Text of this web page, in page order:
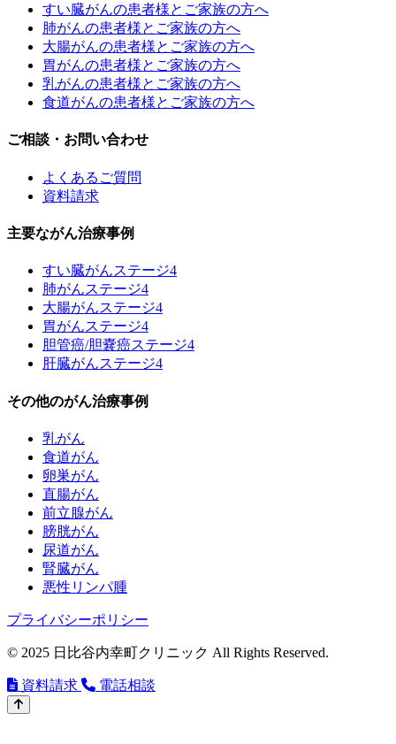
すい臓がんの患者様とご家族の方へ
肺がんの患者様とご家族の方へ
大腸がんの患者様とご家族の方へ
胃がんの患者様とご家族の方へ
乳がんの患者様とご家族の方へ
食道がんの患者様とご家族の方へ
ご相談・お問い合わせ
よくあるご質問
資料請求
主要ながん治療事例
すい臓がんステージ4
肺がんステージ4
大腸がんステージ4
胃がんステージ4
胆管癌/胆嚢癌ステージ4
肝臓がんステージ4
その他のがん治療事例
乳がん
食道がん
卵巣がん
直腸がん
前立腺がん
膀胱がん
尿道がん
腎臓がん
悪性リンパ腫
プライバシーポリシー
© 2025 日比谷内幸町クリニック All Rights Reserved.
資料請求 電話相談